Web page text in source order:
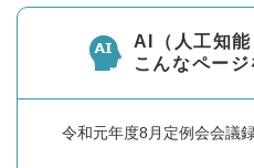
AI（人工知能
こんなペー
令和元年度8月定例会会議